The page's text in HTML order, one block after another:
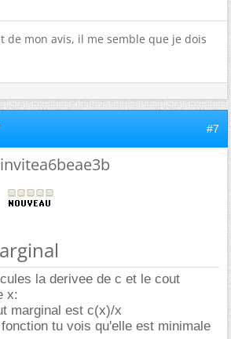
de mon avis, il me semble que je dois
#7
invitea6beae3b
la derivee de c et le cout
x:
marginal est c(x)/x
tu vois qu'elle est minimale